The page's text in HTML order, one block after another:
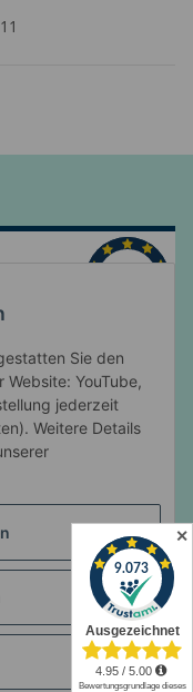
Logos und
oder Besitzers und
Sie den
YouTube,
jederzeit
Weitere Details
✕